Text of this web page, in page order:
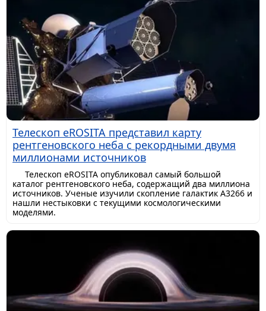
Телескоп eROSITA представил карту
рентгеновского неба с рекордными двумя
миллионами источников
Телескоп eROSITA опубликовал самый большой
каталог рентгеновского неба, содержащий два миллиона
источников. Ученые изучили скопление галактик A3266 и
нашли нестыковки с текущими космологическими
моделями.